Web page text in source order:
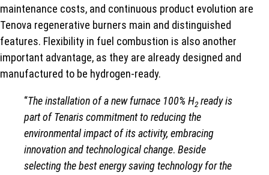
maintenance costs, and continuous product evolution are
Tenova regenerative burners main and distinguished
features. Flexibility in fuel combustion is also another
important advantage, as they are already designed and
manufactured to be hydrogen-ready.
“The installation of a new furnace 100% H2 ready is
part of Tenaris commitment to reducing the
environmental impact of its activity, embracing
innovation and technological change. Beside
selecting the best energy saving technology for the